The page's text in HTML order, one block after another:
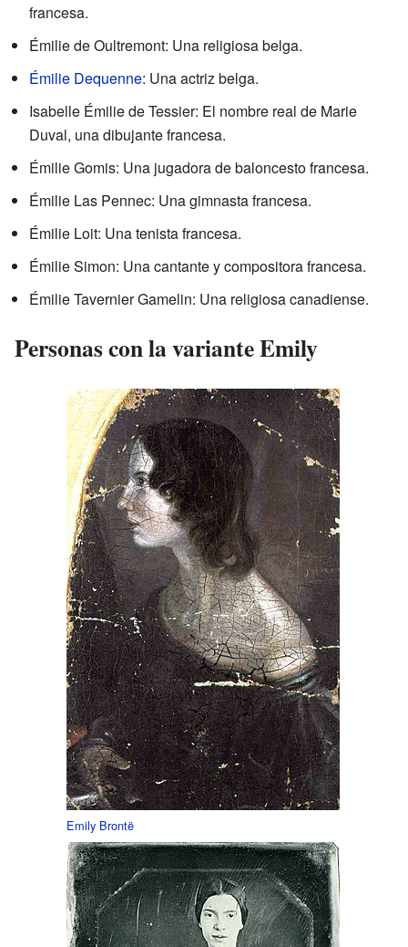
francesa.
Émilie de Oultremont: Una religiosa belga.
Émilie Dequenne: Una actriz belga.
Isabelle Émilie de Tessier: El nombre real de Marie
Duval, una dibujante francesa.
Émilie Gomis: Una jugadora de baloncesto francesa.
Émilie Las Pennec: Una gimnasta francesa.
Émilie Loit: Una tenista francesa.
Émilie Simon: Una cantante y compositora francesa.
Émilie Tavernier Gamelin: Una religiosa canadiense.
Personas con la variante Emily
Emily Brontë